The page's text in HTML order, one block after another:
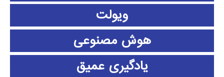
ویولت
هوش مصنوعی
یادگیری عمیق